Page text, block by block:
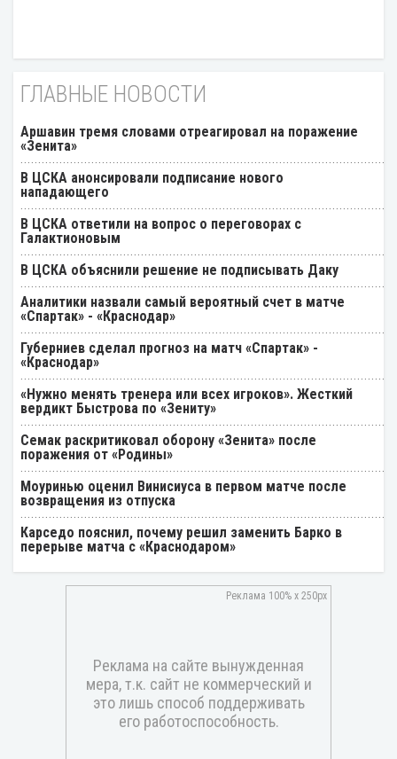
ГЛАВНЫЕ НОВОСТИ
Аршавин тремя словами отреагировал на поражение
«Зенита»
В ЦСКА анонсировали подписание нового
нападающего
В ЦСКА ответили на вопрос о переговорах с
Галактионовым
В ЦСКА объяснили решение не подписывать Даку
Аналитики назвали самый вероятный счет в матче
«Спартак» - «Краснодар»
Губерниев сделал прогноз на матч «Спартак» -
«Краснодар»
«Нужно менять тренера или всех игроков». Жесткий
вердикт Быстрова по «Зениту»
Семак раскритиковал оборону «Зенита» после
поражения от «Родины»
Моуринью оценил Винисиуса в первом матче после
возвращения из отпуска
Карседо пояснил, почему решил заменить Барко в
перерыве матча с «Краснодаром»